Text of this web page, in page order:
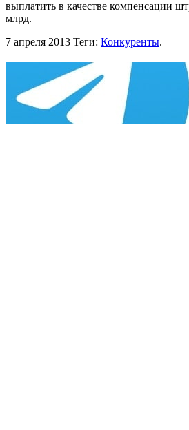
выплатить в качестве компенсации
млрд.
7 апреля 2013 Теги: Конкуренты.